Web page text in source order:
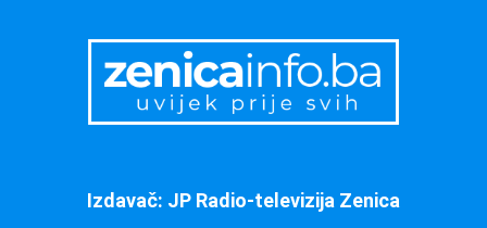
Izdavač: JP Radio-televizija Zenica